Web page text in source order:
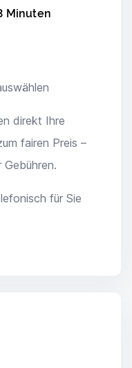
Minuten
direkt Ihre
fairen Preis –
für Sie